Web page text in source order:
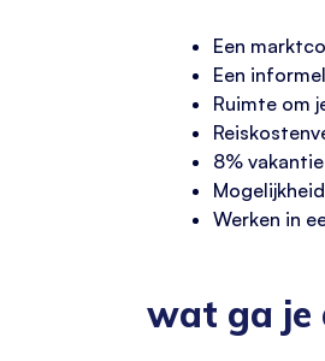
Een
Een
Ruimte om
8%
Werken in
wat ga je